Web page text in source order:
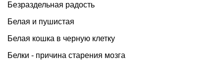
Безраздельная радость
Белая и пушистая
Белая кошка в черную клетку
Белки - причина старения мозга